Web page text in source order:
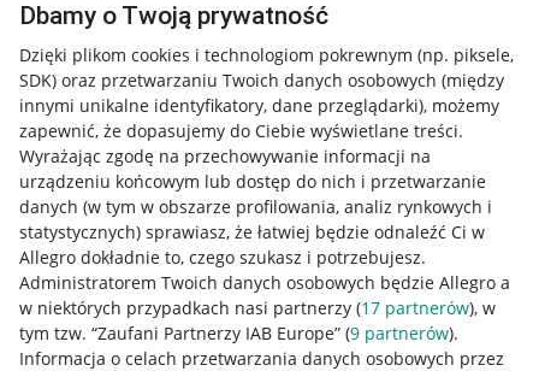
Dbamy o Twoją prywatność
Dzięki plikom cookies i technologiom pokrewnym (np. piksele,
SDK) oraz przetwarzaniu Twoich danych osobowych (między
innymi unikalne identyfikatory, dane przeglądarki), możemy
zapewnić, że dopasujemy do Ciebie wyświetlane treści.
Wyrażając zgodę na przechowywanie informacji na
urządzeniu końcowym lub dostęp do nich i przetwarzanie
danych (w tym w obszarze profilowania, analiz rynkowych i
statystycznych) sprawiasz, że łatwiej będzie odnaleźć Ci w
Allegro dokładnie to, czego szukasz i potrzebujesz.
Administratorem Twoich danych osobowych będzie Allegro a
w niektórych przypadkach nasi partnerzy (17 partnerów), w
tym tzw. “Zaufani Partnerzy IAB Europe” (9 partnerów).
Informacja o celach przetwarzania danych osobowych przez
Przydatne informacje
Jak to działa
Napisz do nas
Allegro Gadane dla sprzedających
Allegro Gadane dla kupujących
Mapa miejscowości